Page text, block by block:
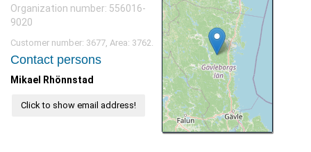
Organization number: 556016-
9020
Customer number: 3677, Area: 3762.
Contact persons
Mikael Rhönnstad
Click to show email address!